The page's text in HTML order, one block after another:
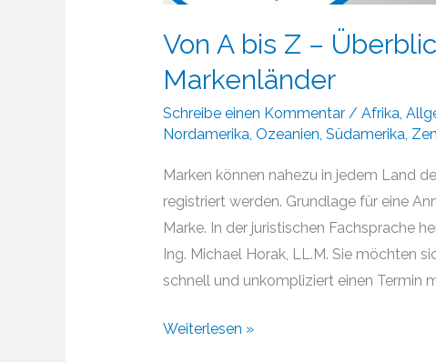
Von A bis Z –
Markenländer
Schreibe einen Kommentar / Afrika,
Nordamerika, Ozeanien, Südamerika,
Marken können nahezu in jedem Land
registriert werden. Grundlage für eine
Marke. In der juristischen Fachsprache
Ing. Michael Horak, LL.M. Sie möchten
schnell und unkompliziert einen Termin
Von
Weiterlesen »